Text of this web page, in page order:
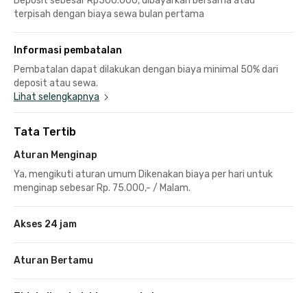
terpisah dengan biaya sewa bulan pertama
Informasi pembatalan
Pembatalan dapat dilakukan dengan biaya minimal 50% dari
deposit atau sewa.
Lihat selengkapnya
Tata Tertib
Aturan Menginap
Ya, mengikuti aturan umum Dikenakan biaya per hari untuk
menginap sebesar Rp. 75.000,- / Malam.
Akses 24 jam
Aturan Bertamu